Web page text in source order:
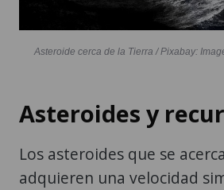
Asteroide cerca de la Tierra / Pixabay:
Asteroides y
Los asteroides que se
adquieren una velocidad